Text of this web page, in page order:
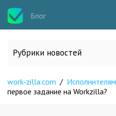
Блог
Рубрики новостей
Все статьи
work-zilla.com / Исполнителям
первое задание на Workzilla?